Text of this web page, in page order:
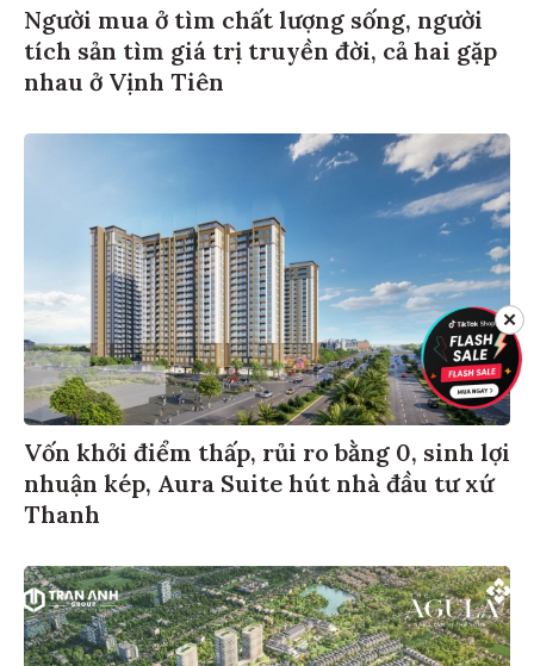
Người mua ở tìm chất lượng sống, người
tích sản tìm giá trị truyền đời, cả hai gặp
nhau ở Vịnh Tiên
Vốn khởi điểm thấp, rủi ro bằng 0, sinh lợi
nhuận kép, Aura Suite hút nhà đầu tư xứ
Thanh
✕